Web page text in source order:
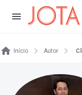
Início Autor